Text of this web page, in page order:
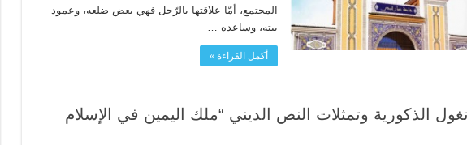
المجتمع، أمّا علاقتها بالرّجل فهي بعض ضلعه، وعمود
بيته، وساعده …
أكمل القراءة »
تغول الذكورية وتمثلات النص الديني “ملك اليمين في الإسلام